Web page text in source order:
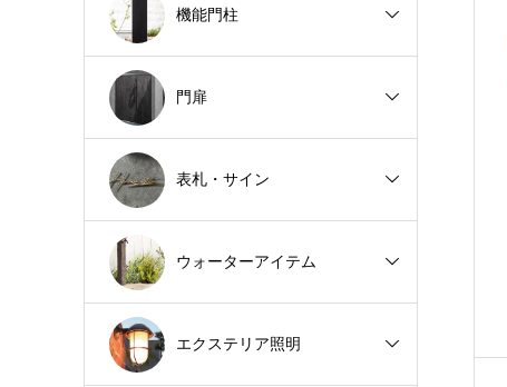
機能門柱
門扉
表札・サイン
ウォーターアイテム
エクステリア照明